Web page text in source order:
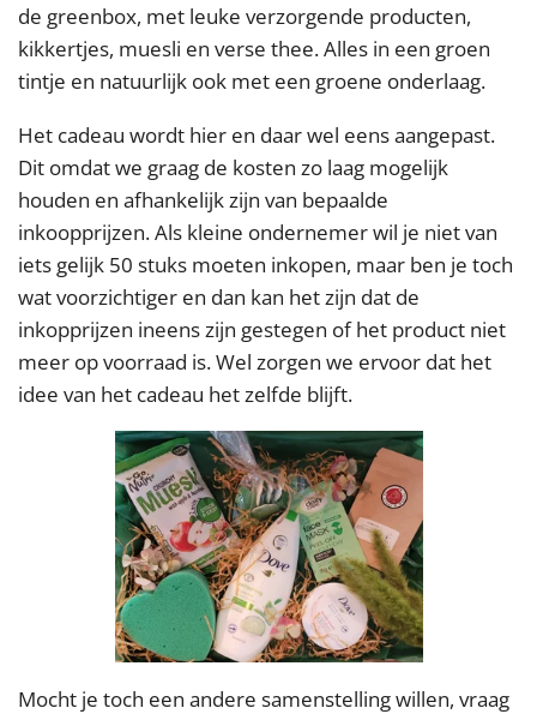
de greenbox, met leuke verzorgende producten,
kikkertjes, muesli en verse thee. Alles in een groen
tintje en natuurlijk ook met een groene onderlaag.
Het cadeau wordt hier en daar wel eens aangepast.
Dit omdat we graag de kosten zo laag mogelijk
houden en afhankelijk zijn van bepaalde
inkoopprijzen. Als kleine ondernemer wil je niet van
iets gelijk 50 stuks moeten inkopen, maar ben je toch
wat voorzichtiger en dan kan het zijn dat de
inkopprijzen ineens zijn gestegen of het product niet
meer op voorraad is. Wel zorgen we ervoor dat het
idee van het cadeau het zelfde blijft.
Mocht je toch een andere samenstelling willen, vraag